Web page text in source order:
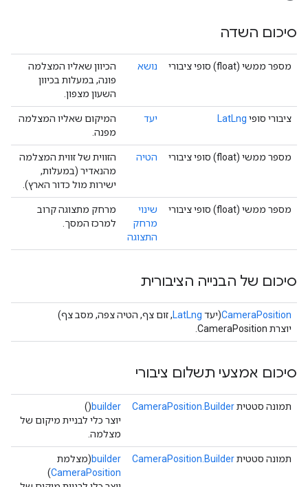
סיכום השדה
מספר ממשי (float) סופי ציבורי נושא
הכיוון שאליו המצלמה
פונה, במעלות בכיוון
השעון מצפון.
ציבורי סופי LatLng יעד
המיקום שאליו המצלמה
מפנה.
מספר ממשי (float) סופי ציבורי הטיה
הזווית של זווית המצלמה
מהנאדיר (במעלות,
ישירות מול כדור הארץ).
מספר ממשי (float) סופי ציבורי
שינוי
מרחק
התצוגה
מרחק מתצוגה קרוב
למרכז המסך.
סיכום של הבנייה הציבורית
CameraPosition(יעד LatLng, זום צף, הטיה צפה, מסב צף)
יוצרת CameraPosition.
סיכום אמצעי תשלום ציבורי
תמונה סטטיתCameraPosition.Builder
builder
()
יוצר כלי לבניית מיקום של
מצלמה.
תמונה סטטיתCameraPosition.Builder
builder(מצלמת
CameraPosition
)